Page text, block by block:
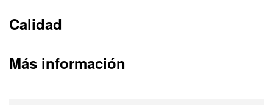
Calidad
Más información